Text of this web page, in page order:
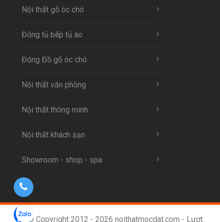
Nội thất gỗ óc chó
Đóng tủ bếp tủ áo
Đóng Đồ gỗ óc chó
Nội thất văn phòng
Nội thất thông minh
Nội thất khách sạn
Showroom - shop - spa
© Copyright 2012 - 2026 noithatmocdat.com - Lượt